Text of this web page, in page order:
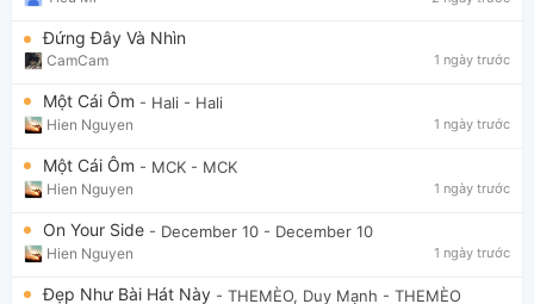
Đứng Đây Và Nhìn
CamCam 1 ngày trước
Một Cái Ôm - Hali - Hali
Hien Nguyen 1 ngày trước
Một Cái Ôm - MCK - MCK
Hien Nguyen 1 ngày trước
On Your Side - December 10 - December 10
Hien Nguyen 1 ngày trước
Đẹp Như Bài Hát Này - THEMÈO, Duy Mạnh - THEMÈO